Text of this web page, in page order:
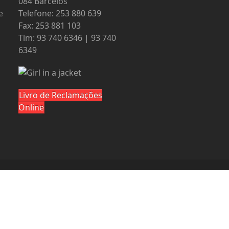
Telefone: 253 880 639
Fax: 253 881 103
Tlm: 93 740 6346 | 93 740
6349
Livro de Reclamações
Online